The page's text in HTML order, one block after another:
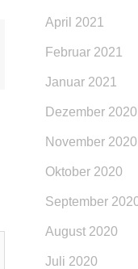
April 2021
Februar 2021
Januar 2021
Dezember 2020
November 2020
Oktober 2020
September
August 2020
Juli 2020